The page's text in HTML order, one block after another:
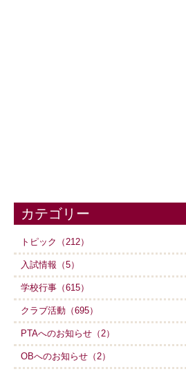
カテゴリー
トピック（212）
入試情報（5）
学校行事（615）
クラブ活動（695）
PTAへのお知らせ（2）
OBへのお知らせ（2）